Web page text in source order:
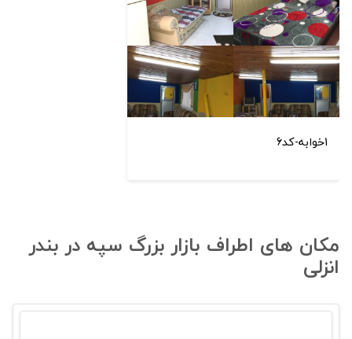
1خوابه-کد6
مکان های اطراف بازار بزرگ سپه در بندر
انزلی